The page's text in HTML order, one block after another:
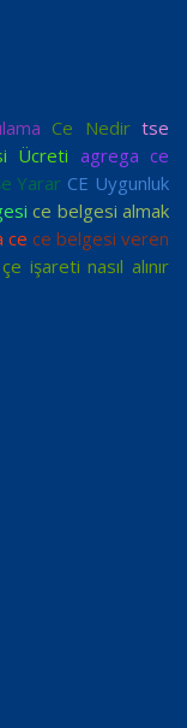
Ce Nedir tse
Ücreti agrega ce
Yarar CE Uygunluk
ce belgesi almak
ce ce belgesi veren
çe işareti nasıl alınır